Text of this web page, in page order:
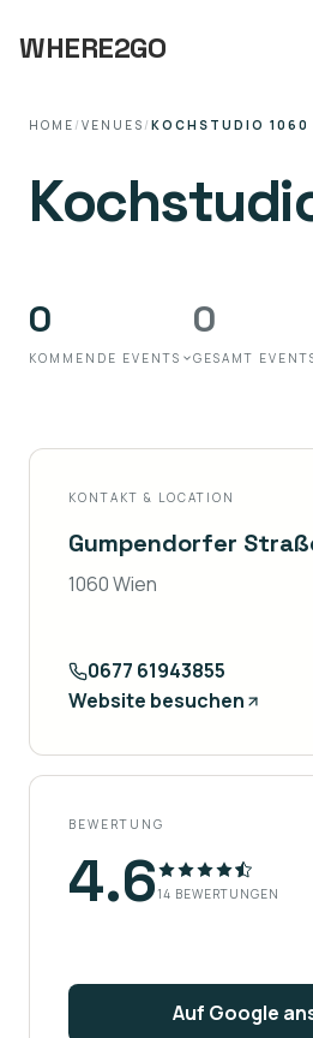
WHERE2GO
HOME / VENUES / KOCHSTUDIO 1060
0
KOMMENDE EVENTS
0
GESAMT
KONTAKT & LOCATION
Gumpendorfer
1060 Wien
0677 61943855
Website besuchen
BEWERTUNG
4.614 BEWERTUNGEN
Auf Google